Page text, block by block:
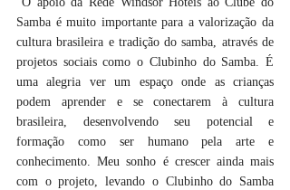
Samba é muito importante para a valorização da
cultura brasileira e tradição do samba, através de
projetos sociais como o Clubinho do Samba. É
uma alegria ver um espaço onde as crianças
podem aprender e se conectarem à cultura
brasileira, desenvolvendo seu potencial e
formação como ser humano pela arte e
conhecimento. Meu sonho é crescer ainda mais
com o projeto, levando o Clubinho do Samba